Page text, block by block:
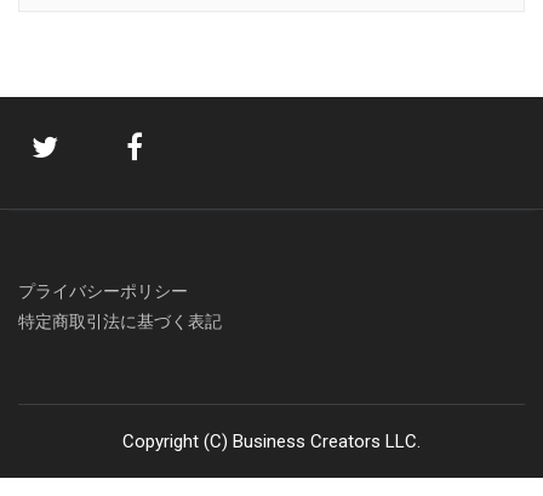
プライバシーポリシー
特定商取引法に基づく表記
Copyright (C) Business Creators LLC.